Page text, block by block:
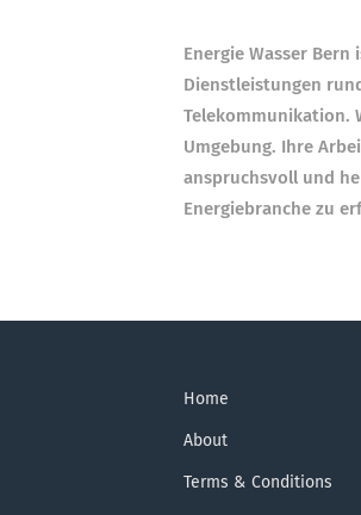
Energie Wasser
Dienstleistungen
Telekommunikation.
Umgebung. Ihre
anspruchsvoll und
Energiebranche zu
Home
About
Terms & Conditions